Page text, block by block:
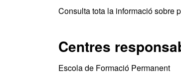
Consulta tota la informació sobre
Centres
Escola de Formació Permanent